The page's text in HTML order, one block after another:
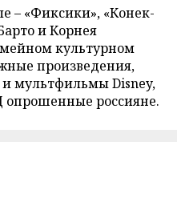
– «Фиксики», «Конек-
и Корнея
культурном
произведения,
и мультфильмы Disney,
опрошенные россияне.